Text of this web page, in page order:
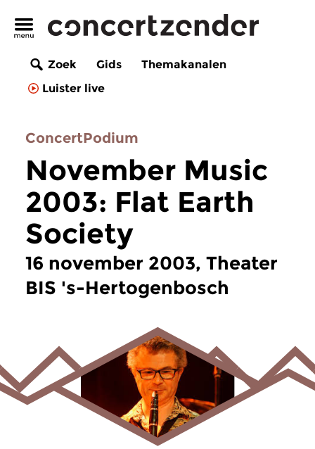
Zoek Gids
Themakanalen
Luister live
ConcertPodium
November Music
2003: Flat Earth
Society
16 november 2003, Theater
BIS 's-Hertogenbosch